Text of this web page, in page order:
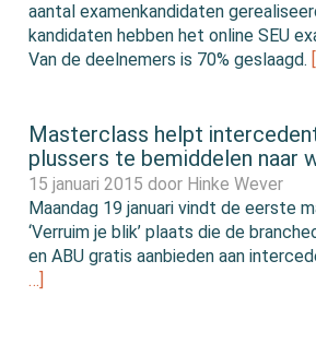
aantal examenkandidaten
kandidaten hebben het online SEU
Van de deelnemers is 70% geslaagd.
Masterclass helpt
plussers te bemiddelen naar
15 januari 2015 door Hinke Wever
Maandag 19 januari vindt de eerste
‘Verruim je blik’ plaats die de
en ABU gratis aanbieden aan
…]